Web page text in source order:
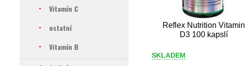
Vitamín C
ostatní
Vitamín B
Reflex Nutrition Vitamin
D3 100 kapslí
SKLADEM